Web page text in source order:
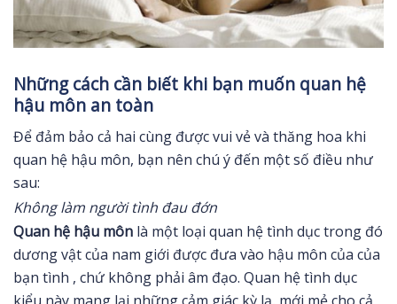
Những cách cần biết khi bạn muốn quan hệ
hậu môn an toàn
Để đảm bảo cả hai cùng được vui vẻ và thăng hoa khi
quan hệ hậu môn, bạn nên chú ý đến một số điều như
sau:
Không làm người tình đau đớn
Quan hệ hậu môn là một loại quan hệ tình dục trong đó
dương vật của nam giới được đưa vào hậu môn của của
bạn tình , chứ không phải âm đạo. Quan hệ tình dục